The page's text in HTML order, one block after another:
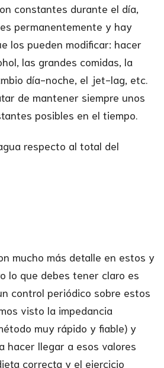
constantes durante el día,
permanentemente y hay
los pueden modificar: hacer
las grandes comidas, la
día-noche, el jet-lag, etc.
de mantener siempre unos
posibles en el tiempo.
respecto al total del
mucho más detalle en estos y
lo que debes tener claro es
control periódico sobre estos
visto la impedancia
muy rápido y fiable) y
hacer llegar a esos valores
correcta y el ejercicio